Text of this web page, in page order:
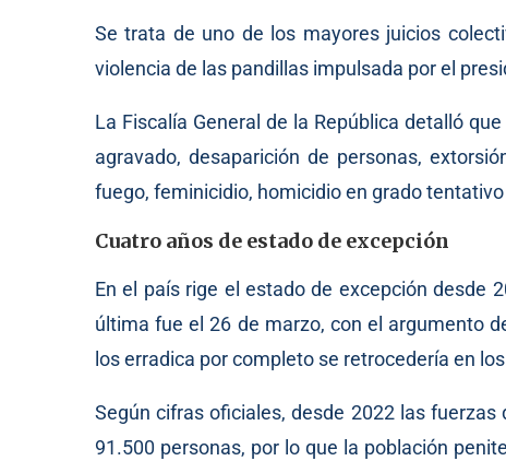
Se trata de uno de los mayores juicios
violencia de las pandillas impulsada por el
La Fiscalía General de la República detalló
agravado, desaparición de personas,
fuego, feminicidio, homicidio en grado
Cuatro años de estado de excepción
En el país rige el estado de excepción desde
última fue el 26 de marzo, con el argumento
los erradica por completo se retrocedería en
Según cifras oficiales, desde 2022 las
91.500 personas, por lo que la población